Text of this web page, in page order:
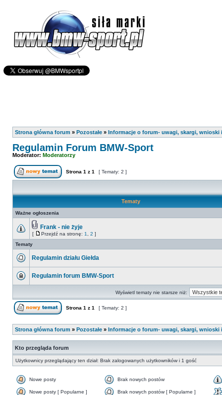
Strona główna forum » Pozostałe » Informacje o forum- uwagi, skargi, wnioski
Regulamin Forum BMW-Sport
Moderator: Moderatorzy
Strona 1 z 1 [ Tematy: 2 ]
Tematy
Ważne ogłoszenia
Frank - nie żyje
[ Przejdź na stronę: 1 2 ]
Tematy
Regulamin działu Giełda
Regulamin forum BMW-Sport
Wyświetl tematy nie starsze niż:
Strona 1 z 1 [ Tematy: 2 ]
Strona główna forum » Pozostałe » Informacje o forum- uwagi, skargi, wnioski
Kto przegląda forum
Użytkownicy przeglądający ten dział: Brak zalogowanych użytkowników i 1 gość
Nowe posty Brak nowych postów
Nowe posty [ Popularne ] Brak nowych postów [ Popularne ]